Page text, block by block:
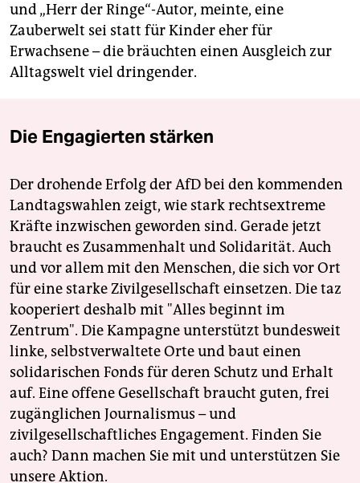
und „Herr der Ringe“-Autor, meinte, eine
Zauberwelt sei statt für Kinder eher für
Erwachsene – die bräuchten einen Ausgleich zur
Alltagswelt viel dringender.
Die Engagierten stärken
Der drohende Erfolg der AfD bei den kommenden
Landtagswahlen zeigt, wie stark rechtsextreme
Kräfte inzwischen geworden sind. Gerade jetzt
braucht es Zusammenhalt und Solidarität. Auch
und vor allem mit den Menschen, die sich vor Ort
für eine starke Zivilgesellschaft einsetzen. Die taz
kooperiert deshalb mit "Alles beginnt im
Zentrum". Die Kampagne unterstützt bundesweit
linke, selbstverwaltete Orte und baut einen
solidarischen Fonds für deren Schutz und Erhalt
auf. Eine offene Gesellschaft braucht guten, frei
zugänglichen Journalismus – und
zivilgesellschaftliches Engagement. Finden Sie
auch? Dann machen Sie mit und unterstützen Sie
unsere Aktion.